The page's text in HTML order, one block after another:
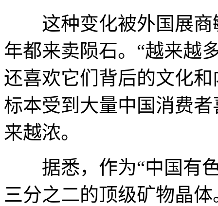
这种变化被外国展商
年都来卖陨石。“越来越
还喜欢它们背后的文化
标本受到大量中国消费
来越浓。
据悉，作为“中国有色
三分之二的顶级矿物晶